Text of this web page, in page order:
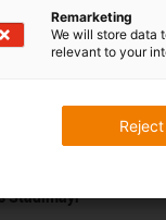
Fragen
Stadlmayr
Remarketing
We will store data
relevant to your